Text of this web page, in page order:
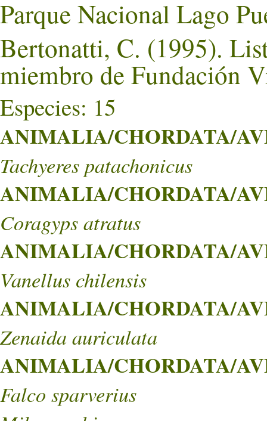
Parque Nacional Lago
Bertonatti, C. (1995).
miembro de Fundación
Especies: 15
ANIMALIA/CHORDATA/
Tachyeres patachonicus
ANIMALIA/CHORDATA/
Coragyps atratus
ANIMALIA/CHORDATA/
Vanellus chilensis
ANIMALIA/CHORDATA/
Zenaida auriculata
ANIMALIA/CHORDATA/
Falco sparverius